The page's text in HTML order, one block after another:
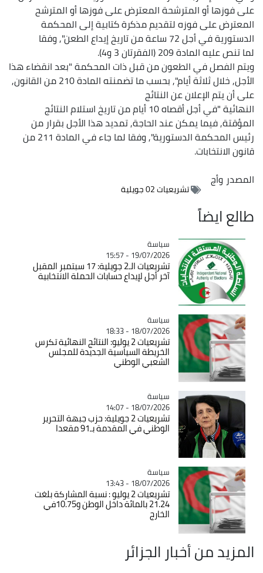
على فوزها أو المترشحة المعترض على فوزها أو المترشح
المعترض على فوزه لتقديم مذكرة كتابية إلى المحكمة
الدستورية في أجل 72 ساعة من تاريخ إيداع الطعن", وفقا
لما تنص عليه المادة 209 (الفقرتان 3 و4).
ويتم الفصل في الطعون من قبل ذات المحكمة "بعد انقضاء هذا
الأجل, خلال ثلاثة أيام", بحسب ما تضمنته المادة 210 من القانون,
على أن يتم الإعلان عن النتائج
النهائية "في أجل أقصاه 10 أيام من تاريخ استلام النتائج
المؤقتة, فيما يمكن عند الحاجة, تمديد هذا الأجل بقرار من
رئيس المحكمة الدستورية", وفقا لما جاء في المادة 211 من
قانون الانتخابات.
المصدروأج
تشريعيات 02 جويلية
طالع ايضاً
Catégorie
سياسة
19/07/2026 - 15:57
تشريعيات الـ2 جويلية: 17 سبتمبر المقبل
آخر أجل لإيداع حسابات الحملة الانتخابية
Catégorie
سياسة
18/07/2026 - 18:33
تشريعيات 2 يوليو: النتائج النهائية تكرس
الخريطة السياسية الجديدة للمجلس
الشعبي الوطني
Catégorie
سياسة
18/07/2026 - 14:07
تشريعيات 2 جويلية: حزب جبهة التحرير
الوطني في المقدمة بـ91 مقعدا
Catégorie
سياسة
18/07/2026 - 13:43
تشريعيات 2 يوليو : نسبة المشاركة بلغت
21.24 بالمائة داخل الوطن و10.75في
الخارج
المزيد من أخبار الجزائر